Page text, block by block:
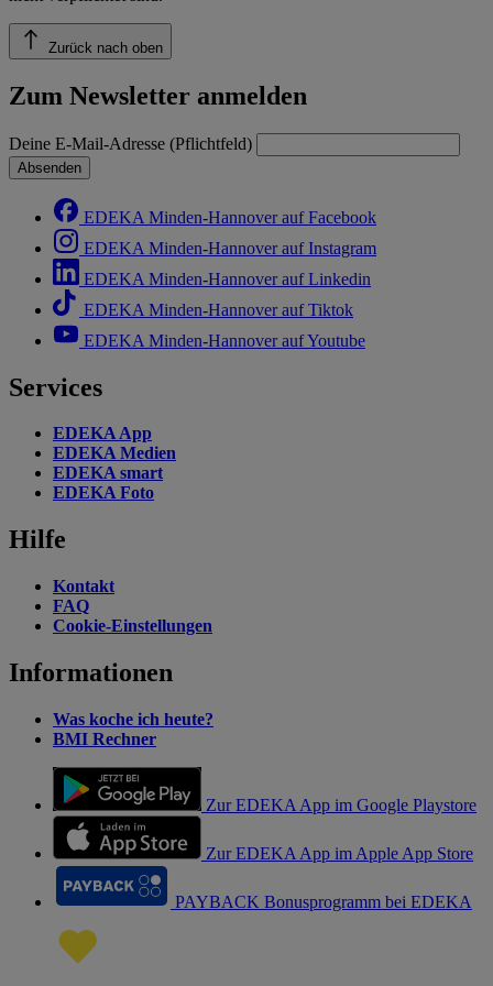
Zurück nach oben
Zum Newsletter anmelden
Deine E-Mail-Adresse (Pflichtfeld)
Absenden
EDEKA Minden-Hannover auf Facebook
EDEKA Minden-Hannover auf Instagram
EDEKA Minden-Hannover auf Linkedin
EDEKA Minden-Hannover auf Tiktok
EDEKA Minden-Hannover auf Youtube
Services
EDEKA App
EDEKA Medien
EDEKA smart
EDEKA Foto
Hilfe
Kontakt
FAQ
Cookie-Einstellungen
Informationen
Was koche ich heute?
BMI Rechner
Zur EDEKA App im Google Playstore
Zur EDEKA App im Apple App Store
PAYBACK Bonusprogramm bei EDEKA